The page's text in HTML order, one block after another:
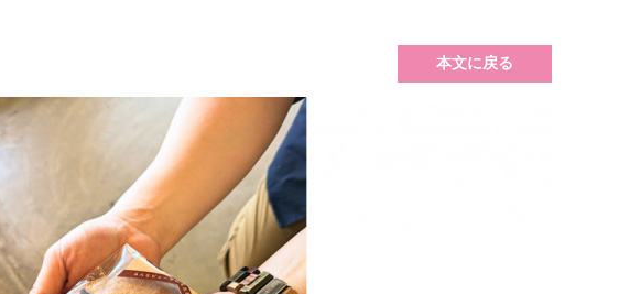
本文に戻る